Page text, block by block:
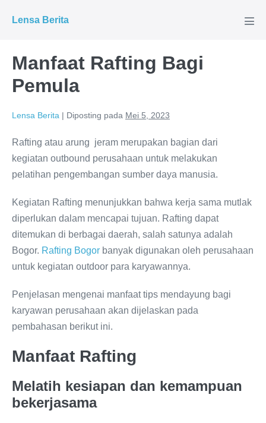
Lensa Berita
Manfaat Rafting Bagi
Pemula
Lensa Berita | Diposting pada Mei 5, 2023
Rafting atau arung jeram merupakan bagian dari
kegiatan outbound perusahaan untuk melakukan
pelatihan pengembangan sumber daya manusia.
Kegiatan Rafting menunjukkan bahwa kerja sama mutlak
diperlukan dalam mencapai tujuan. Rafting dapat
ditemukan di berbagai daerah, salah satunya adalah
Bogor. Rafting Bogor banyak digunakan oleh perusahaan
untuk kegiatan outdoor para karyawannya.
Penjelasan mengenai manfaat tips mendayung bagi
karyawan perusahaan akan dijelaskan pada
pembahasan berikut ini.
Manfaat Rafting
Melatih kesiapan dan kemampuan
bekerjasama